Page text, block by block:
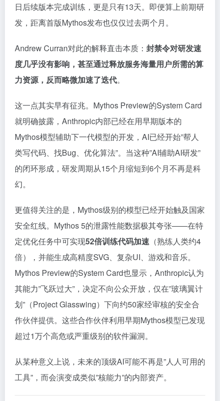
日后续版本完成训练，更是只有13天。即便算上前期研
发，距离首版Mythos发布也仅仅过去两个月。
Andrew Curran对此的解释直击本质： 封禁令对研发速
度几乎没有影响，甚至通过释放服务海量用户所需的算
力资源，反而略微加速了迭代。
这一点其实早有征兆。Mythos Preview的System Card
就明确披露，Anthropic内部已经在用早期版本的
Mythos模型辅助下一代模型的开发，AI已经开始”帮人
类写代码、找Bug、优化算法”。当这种”AI辅助AI研发”
的闭环形成，研发周期从15个月缩短到6个月不再是科
幻。
更值得关注的是，Mythos级别的模型已经开始触及国家
安全红线。Mythos 5的泄露性能数据极其夸张——在特
定优化任务中可实现52倍训练代码加速 （熟练人类约4
倍），并能生成高精度SVG、复杂UI、游戏和音乐。
Mythos Preview的System Card也显示，Anthropic认为
其能力”飞跃过大”，决定不向公众开放，仅在”玻璃翼计
划”（Project Glasswing）下向约50家经审核的安全合
作伙伴提供。这些合作伙伴利用早期Mythos模型已发现
超过1万个高危或严重级别的软件漏洞。
从某种意义上说，未来的顶级AI可能不再是”人人可用的
工具”，而会演变成类似”核能力”的内部资产。